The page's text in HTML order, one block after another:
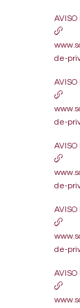
AVISO
de-
AVISO
de-
AVISO
de-
AVISO
de-
AVISO